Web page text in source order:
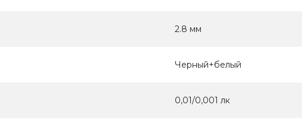
2.8 мм
Черный+белый
0,01/0,001 лк